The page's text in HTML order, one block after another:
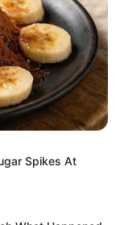
Spikes At